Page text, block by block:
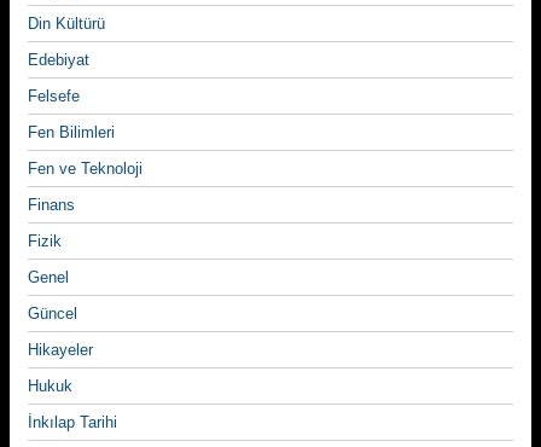
Din Kültürü
Edebiyat
Felsefe
Fen Bilimleri
Fen ve Teknoloji
Finans
Fizik
Genel
Güncel
Hikayeler
Hukuk
İnkılap Tarihi